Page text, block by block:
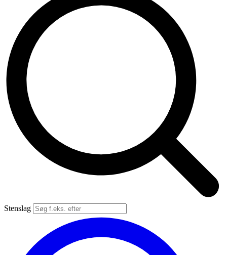
Stenslag